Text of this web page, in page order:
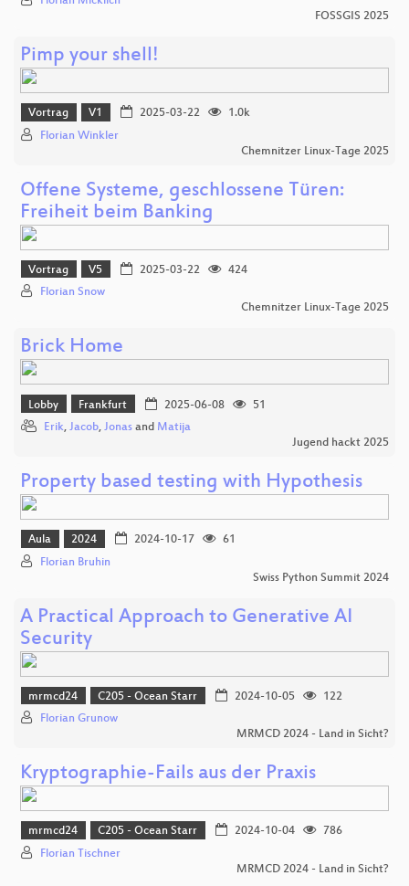
FOSSGIS 2025
Pimp your shell!
Vortrag V1 2025-03-22
1.0k
Florian Winkler
Chemnitzer Linux-Tage 2025
Offene Systeme, geschlossene Türen:
Freiheit beim Banking
Vortrag V5 2025-03-22
424
Florian Snow
Chemnitzer Linux-Tage 2025
Brick Home
Lobby Frankfurt 2025-06-08
51
Erik, Jacob, Jonas and Matija
Jugend hackt 2025
Property based testing with Hypothesis
Aula 2024 2024-10-17
61
Florian Bruhin
Swiss Python Summit 2024
A Practical Approach to Generative AI
Security
mrmcd24 C205 - Ocean Starr 2024-10-05
122
Florian Grunow
MRMCD 2024 - Land in Sicht?
Kryptographie-Fails aus der Praxis
mrmcd24 C205 - Ocean Starr 2024-10-04
786
Florian Tischner
MRMCD 2024 - Land in Sicht?